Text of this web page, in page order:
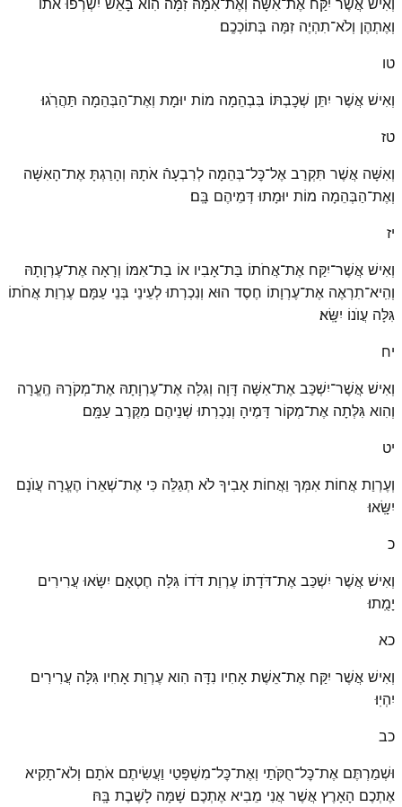
וְאֶתְהֶן וְלֹא־תִהְיֶה זִמָּה בְּתוֹכְכֶֽם׃
טו
וְאִישׁ אֲשֶׁר יִתֵּן שְׁכׇבְתּוֹ בִּבְהֵמָה מוֹת יוּמָת וְאֶת־הַבְּהֵמָה תַּהֲרֹֽגוּ׃
טז
וְאִשָּׁה אֲשֶׁר תִּקְרַב אֶל־כׇּל־בְּהֵמָה לְרִבְעָהֿ אֹתָהּ וְהָרַגְתָּ אֶת־הָאִשָּׁה
וְאֶת־הַבְּהֵמָה מוֹת יוּמָתוּ דְּמֵיהֶם בָּֽם׃
יז
וְאִישׁ אֲשֶׁר־יִקַּח אֶת־אֲחֹתוֹ בַּת־אָבִיו אוֹ בַת־אִמּוֹ וְרָאָה אֶת־עֶרְוָתָהּ
וְהִֽיא־תִרְאֶה אֶת־עֶרְוָתוֹ חֶסֶד הוּא וְנִכְרְתוּ לְעֵינֵי בְּנֵי עַמָּם עֶרְוַת אֲחֹתוֹ
גִּלָּה עֲוֺנוֹ יִשָּֽׂא׃
יח
וְאִישׁ אֲשֶׁר־יִשְׁכַּב אֶת־אִשָּׁה דָּוָה וְגִלָּה אֶת־עֶרְוָתָהּ אֶת־מְקֹרָהּ הֶֽעֱרָה
וְהִוא גִּלְּתָה אֶת־מְקוֹר דָּמֶיהָ וְנִכְרְתוּ שְׁנֵיהֶם מִקֶּרֶב עַמָּֽם׃
יט
וְעֶרְוַת אֲחוֹת אִמְּךָ וַאֲחוֹת אָבִיךָ לֹא תְגַלֵּה כִּי אֶת־שְׁאֵרוֹ הֶעֱרָה עֲוֺנָם
יִשָּֽׂאוּ׃
כ
וְאִישׁ אֲשֶׁר יִשְׁכַּב אֶת־דֹּדָתוֹ עֶרְוַת דֹּדוֹ גִּלָּה חֶטְאָם יִשָּׂאוּ עֲרִירִים
יָמֻֽתוּ׃
כא
וְאִישׁ אֲשֶׁר יִקַּח אֶת־אֵשֶׁת אָחִיו נִדָּה הִוא עֶרְוַת אָחִיו גִּלָּה עֲרִירִים
יִהְיֽוּ׃
כב
וּשְׁמַרְתֶּם אֶת־כׇּל־חֻקֹּתַי וְאֶת־כׇּל־מִשְׁפָּטַי וַעֲשִׂיתֶם אֹתָם וְלֹא־תָקִיא
אֶתְכֶם הָאָרֶץ אֲשֶׁר אֲנִי מֵבִיא אֶתְכֶם שָׁמָּה לָשֶׁבֶת בָּֽהּ׃